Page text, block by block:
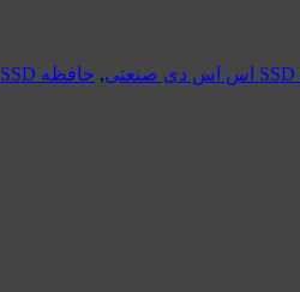
, حافظه SSD صنعتی اپیسر